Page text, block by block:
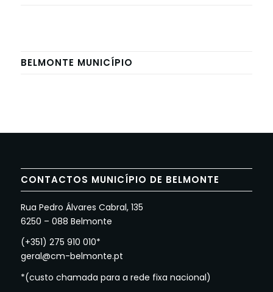
BELMONTE MUNICÍPIO
CONTACTOS MUNICÍPIO DE BELMONTE
Rua Pedro Álvares Cabral, 135
6250 – 088 Belmonte
(+351) 275 910 010*
geral@cm-belmonte.pt
*(custo chamada para a rede fixa nacional)